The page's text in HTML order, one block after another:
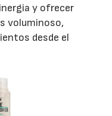
y ofrecer
voluminoso,
desde el